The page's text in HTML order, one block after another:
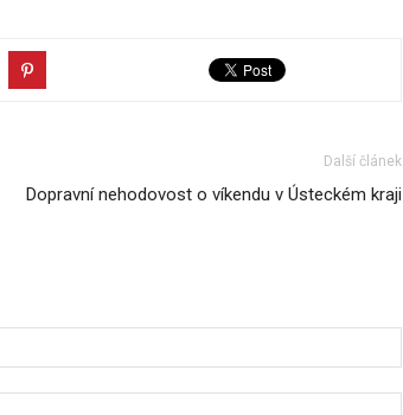
Další článek
Dopravní nehodovost o víkendu v Ústeckém kraji